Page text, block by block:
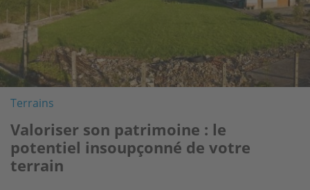
Terrains
Valoriser son patrimoine : le
potentiel insoupçonné de votre
terrain